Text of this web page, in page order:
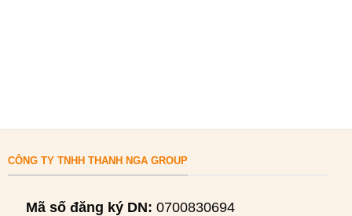
CÔNG TY TNHH THANH NGA GROUP
Mã số đăng ký DN: 0700830694